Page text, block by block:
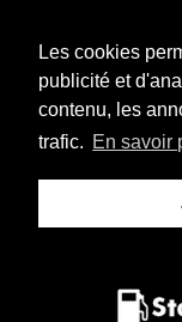
Les cookies
publicité et
contenu, les
trafic. En savoir